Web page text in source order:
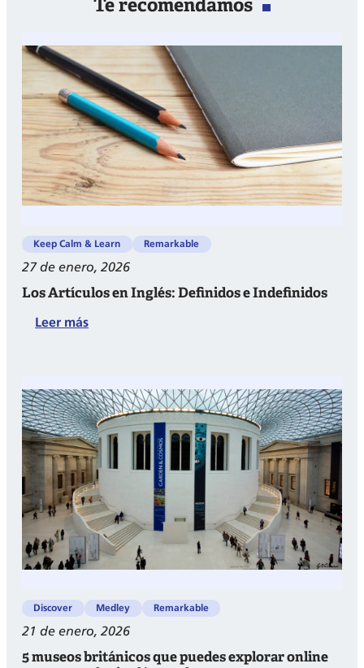
Keep Calm & Learn Remarkable
27 de enero, 2026
Los Artículos en Inglés: Definidos e Indefinidos
Leer más:
en
Inglés:
Definidos
e
Indefinidos
Discover Medley Remarkable
21 de enero, 2026
5 museos británicos que puedes explorar online